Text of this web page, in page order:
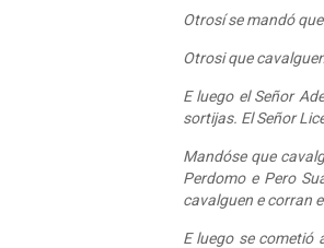
Otrosí se mandó
Otrosi que
E luego el Señor
sortijas. El Señor
Mandóse que
Perdomo e Pero
cavalguen e corran
E luego se cometió